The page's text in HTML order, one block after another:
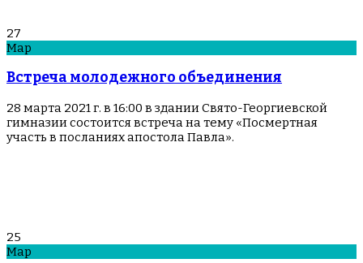
27
Мар
Встреча молодежного объединения
28 марта 2021 г. в 16:00 в здании Свято-Георгиевской
гимназии состоится встреча на тему «Посмертная
участь в посланиях апостола Павла».
25
Мар